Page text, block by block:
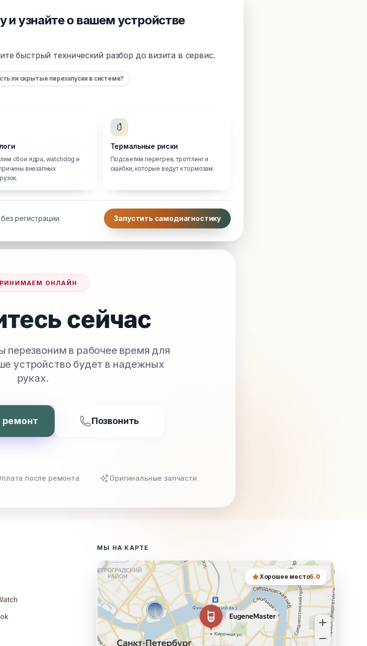
и узнайте о вашем устройстве
быстрый технический разбор до визита в сервис.
ли скрытые перезапуски в системе?
сбои ядра, watchdog и
внезапных
Термальные риски
Подсветим перегрев, троттлинг и
ошибки, которые ведут к тормозам.
регистрации. Запустить самодиагностику
ОНЛАЙН
сейчас
перезвоним в рабочее время для
устройство будет в надежных
руках.
ремонт Позвонить
после ремонта Оригинальные запчасти
МЫ НА КАРТЕ
Хорошее место5.0